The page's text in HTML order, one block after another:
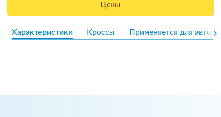
Цены
Характеристики Кроссы Применяется для авто